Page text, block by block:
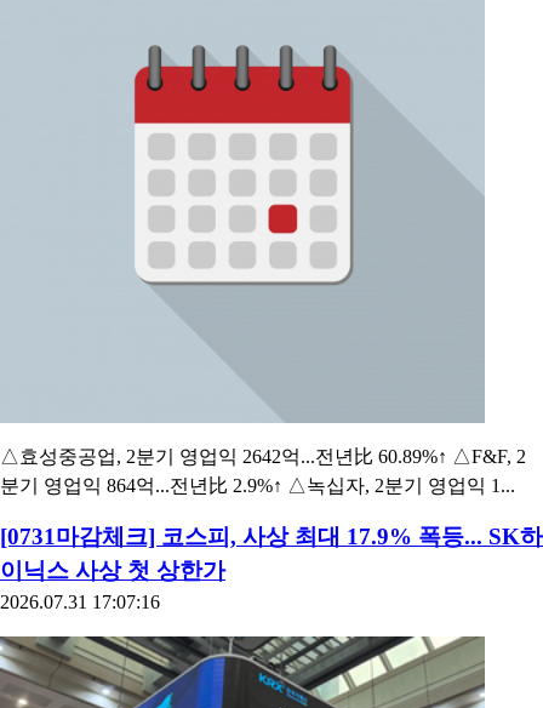
△효성중공업, 2분기 영업익 2642억...전년比 60.89%↑ △F&F, 2
분기 영업익 864억...전년比 2.9%↑ △녹십자, 2분기 영업익 1...
[0731마감체크] 코스피, 사상 최대 17.9% 폭등... SK하
이닉스 사상 첫 상한가
2026.07.31 17:07:16